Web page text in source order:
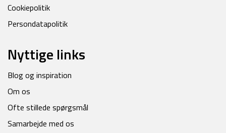
Cookiepolitik
Persondatapolitik
Nyttige links
Blog og inspiration
Om os
Ofte stillede spørgsmål
Samarbejde med os